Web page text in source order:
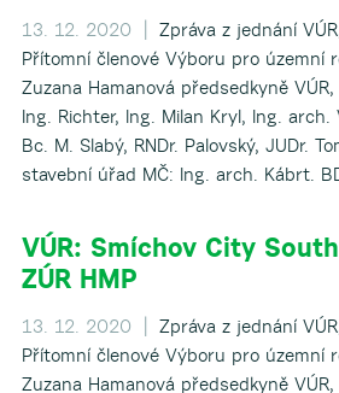
13. 12. 2020 |
Zpráva z jednání
Přítomní členové Výboru pro územní
Zuzana Hamanová předsedkyně
Ing. Richter, Ing. Milan Kryl, Ing. arch.
Bc. M. Slabý, RNDr. Palovský, JUDr.
stavební úřad MČ: Ing. arch. Kábrt.
VÚR: Smíchov City
ZÚR HMP
13. 12. 2020 |
Zpráva z jednání
Přítomní členové Výboru pro územní
Zuzana Hamanová předsedkyně